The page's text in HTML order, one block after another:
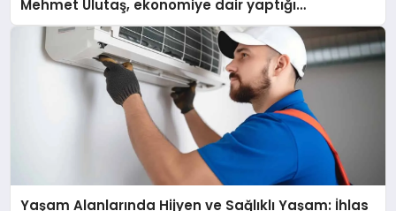
Mehmet Ulutaş, ekonomiye dair yaptığı
açıklamada şunları kaydetti:
Yaşam Alanlarında Hijyen ve Sağlıklı Yaşam: İhlas